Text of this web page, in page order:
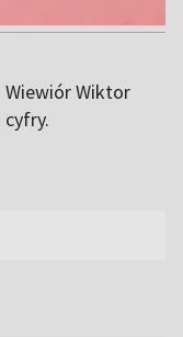
Wiewiór Wiktor